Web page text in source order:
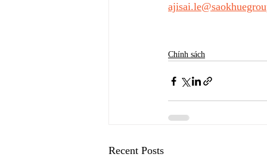
Chính sách
Recent Posts